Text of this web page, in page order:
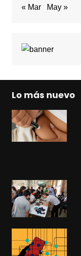
« Mar May »
Lo más nuevo